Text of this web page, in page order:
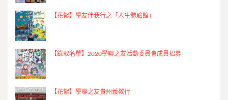
【花絮】學友伴我行之「人生體驗館」
【錄取名單】2020學聯之友活動委員會成員招募
【花絮】學聯之友貴州義教行